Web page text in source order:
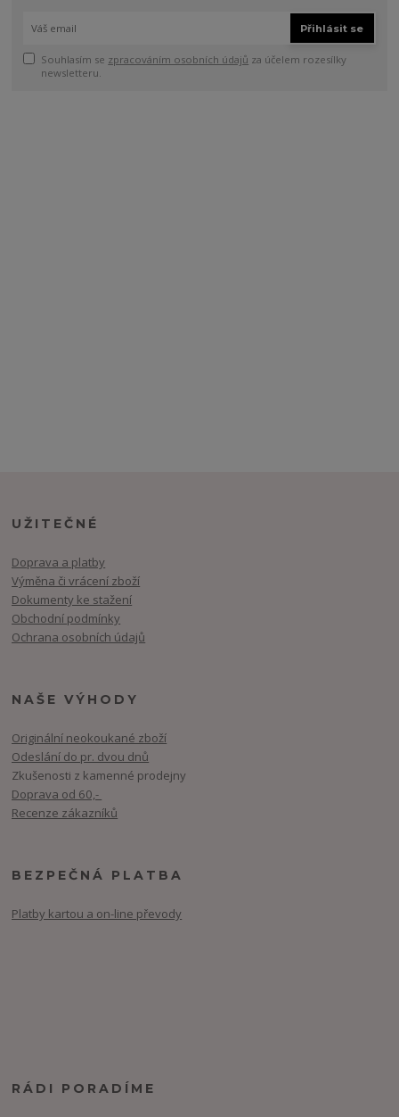
Přihlásit se
Souhlasím se zpracováním osobních údajů za účelem rozesílky
newsletteru.
UŽITEČNÉ
Doprava a platby
Výměna či vrácení zboží
Dokumenty ke stažení
Obchodní podmínky
Ochrana osobních údajů
NAŠE VÝHODY
Originální neokoukané zboží
Odeslání do pr. dvou dnů
Zkušenosti z kamenné prodejny
Doprava od 60,-
Recenze zákazníků
BEZPEČNÁ PLATBA
Platby kartou a on-line převody
RÁDI PORADÍME